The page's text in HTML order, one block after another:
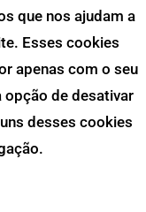
que nos ajudam a
Esses cookies
apenas com o seu
de desativar
desses cookies